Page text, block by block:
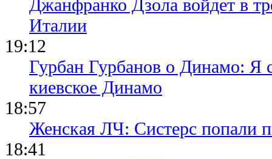
Джанфранко Дзола войдет в
Италии
19:12
Гурбан Гурбанов о Динамо: Я
киевское Динамо
18:57
Женская ЛЧ: Систерс попали
18:41